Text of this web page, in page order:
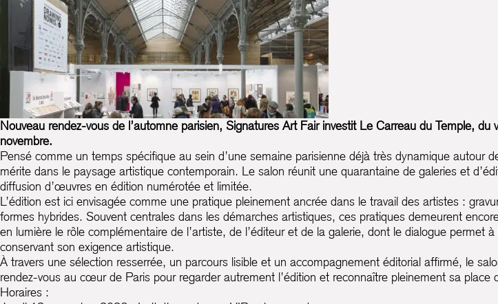
Nouveau rendez-vous de l’automne parisien, Signatures Art Fairinvestit Le Carreau du Temple, du
novembre.
Pensé comme un temps spécifique au sein d’une semaine parisienne déjà très dynamique autour
mérite dans le paysage artistique contemporain. Le salon réunit une quarantaine de galeries et
diffusion d’œuvres en édition numérotée et limitée.
L’édition est ici envisagée comme une pratique pleinement ancrée dans le travail des artistes :
formes hybrides. Souvent centrales dans les démarches artistiques, ces pratiques demeurent
en lumière le rôle complémentaire de l’artiste, de l’éditeur et de la galerie, dont le dialogue
conservant son exigence artistique.
À travers une sélection resserrée, un parcours lisible et un accompagnement éditorial affirmé, le
rendez-vous au cœur de Paris pour regarder autrement l’édition et reconnaître pleinement sa place
Horaires :